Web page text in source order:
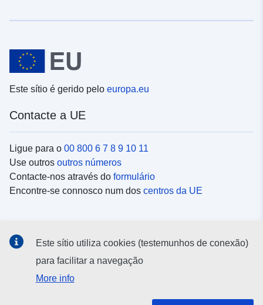
Este sítio é gerido pelo europa.eu
Contacte a UE
Ligue para o 00 800 6 7 8 9 10 11
Use outros outros números
Contacte-nos através do formulário
Encontre-se connosco num dos centros da UE
Procure as contas da UE nasredes sociais
Este sítio utiliza cookies (testemunhos de conexão)
para facilitar a navegação
More info